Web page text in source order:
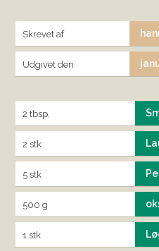
Skrevet af
Udgivet den
2 tbsp.
2 stk
5 stk
500 g
1 stk